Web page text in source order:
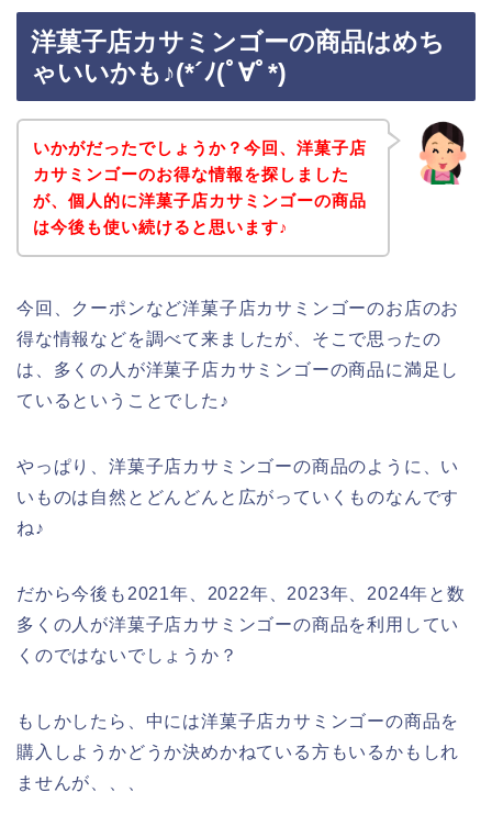
洋菓子店カサミンゴーの商品はめち
ゃいいかも♪(*´ﾉ(ﾟ∀ﾟ*)
いかがだったでしょうか？今回、洋菓子店
カサミンゴーのお得な情報を探しました
が、個人的に洋菓子店カサミンゴーの商品
は今後も使い続けると思います♪
今回、クーポンなど洋菓子店カサミンゴーのお店のお
得な情報などを調べて来ましたが、そこで思ったの
は、多くの人が洋菓子店カサミンゴーの商品に満足し
ているということでした♪
やっぱり、洋菓子店カサミンゴーの商品のように、い
いものは自然とどんどんと広がっていくものなんです
ね♪
だから今後も2021年、2022年、2023年、2024年と数
多くの人が洋菓子店カサミンゴーの商品を利用してい
くのではないでしょうか？
もしかしたら、中には洋菓子店カサミンゴーの商品を
購入しようかどうか決めかねている方もいるかもしれ
ませんが、、、